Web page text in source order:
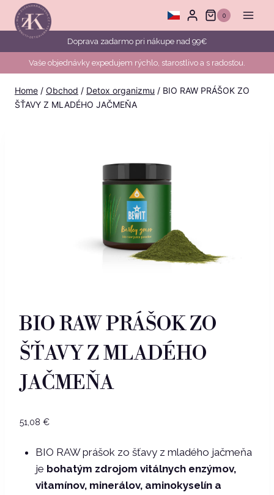
Skip
content
0
Doprava zadarmo pri nákupe nad 99€
Vaše objednávky expedujem rýchlo, starostlivo a s radosťou.
Home / Obchod / Detox organizmu / BIO RAW PRÁŠOK ZO
ŠŤAVY Z MLADÉHO JAČMEŇA
BIO RAW PRÁŠOK ZO
ŠŤAVY Z MLADÉHO
JAČMEŇA
51,08 €
BIO RAW prášok zo šťavy z mladého jačmeňa
je bohatým zdrojom vitálnych enzýmov,
vitamínov, minerálov, aminokyselín a